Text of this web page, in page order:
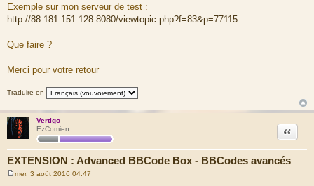
Exemple sur mon serveur de test :
http://88.181.151.128:8080/viewtopic.php?f=83&p=77115
Que faire ?
Merci pour votre retour
Traduire en
Vertigo
EzComien
EXTENSION : Advanced BBCode Box - BBCodes avancés
Citation
mer. 3 août 2016 04:47